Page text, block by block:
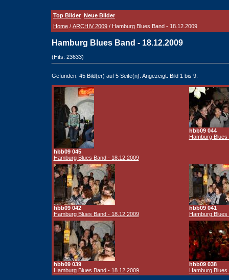
Top Bilder Neue Bilder
Home / ARCHIV 2009 / Hamburg Blues Band - 18.12.2009
Hamburg Blues Band - 18.12.2009
(Hits: 23633)
Gefunden: 45 Bild(er) auf 5 Seite(n). Angezeigt: Bild 1 bis 9.
hbb09 045
Hamburg Blues Band - 18.12.2009
hbb09 044
Hamburg
hbb09 042
Hamburg Blues Band - 18.12.2009
hbb09 041
Hamburg
hbb09 039
Hamburg Blues Band - 18.12.2009
hbb09 038
Hamburg